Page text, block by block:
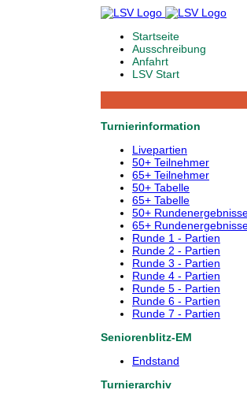
Startseite
Ausschreibung
Anfahrt
LSV Start
Turnierinformation
Livepartien
50+ Teilnehmer
65+ Teilnehmer
50+ Tabelle
65+ Tabelle
50+
65+
Runde 1 - Partien
Runde 2 - Partien
Runde 3 - Partien
Runde 4 - Partien
Runde 5 - Partien
Runde 6 - Partien
Runde 7 - Partien
Seniorenblitz-EM
Endstand
Turnierarchiv